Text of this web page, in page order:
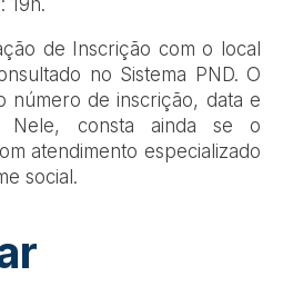
19h.
de Inscrição com o local
no Sistema PND. O
número de inscrição, data e
Nele, consta ainda se o
atendimento especializado
social.